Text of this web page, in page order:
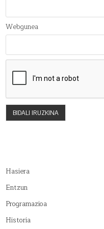
Webgunea
Hasiera
Entzun
Programazioa
Historia